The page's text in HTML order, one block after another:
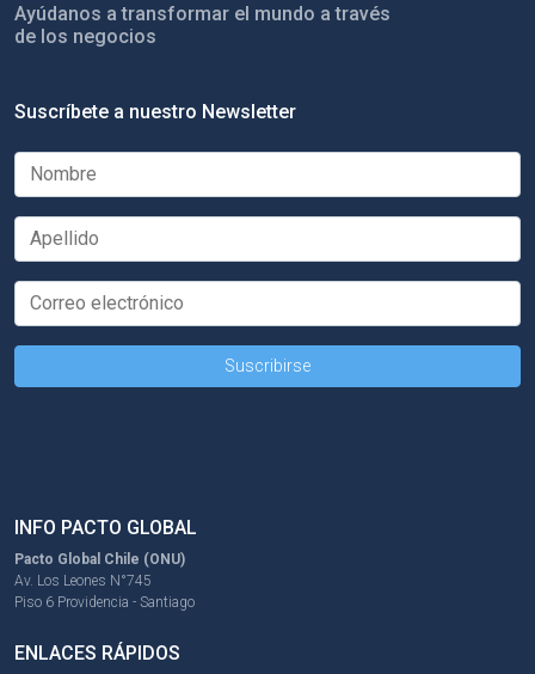
Ayúdanos a transformar el mundo a través
de los negocios
Suscríbete a nuestro Newsletter
INFO PACTO GLOBAL
Pacto Global Chile (ONU)
Av. Los Leones N°745
Piso 6 Providencia - Santiago
ENLACES RÁPIDOS